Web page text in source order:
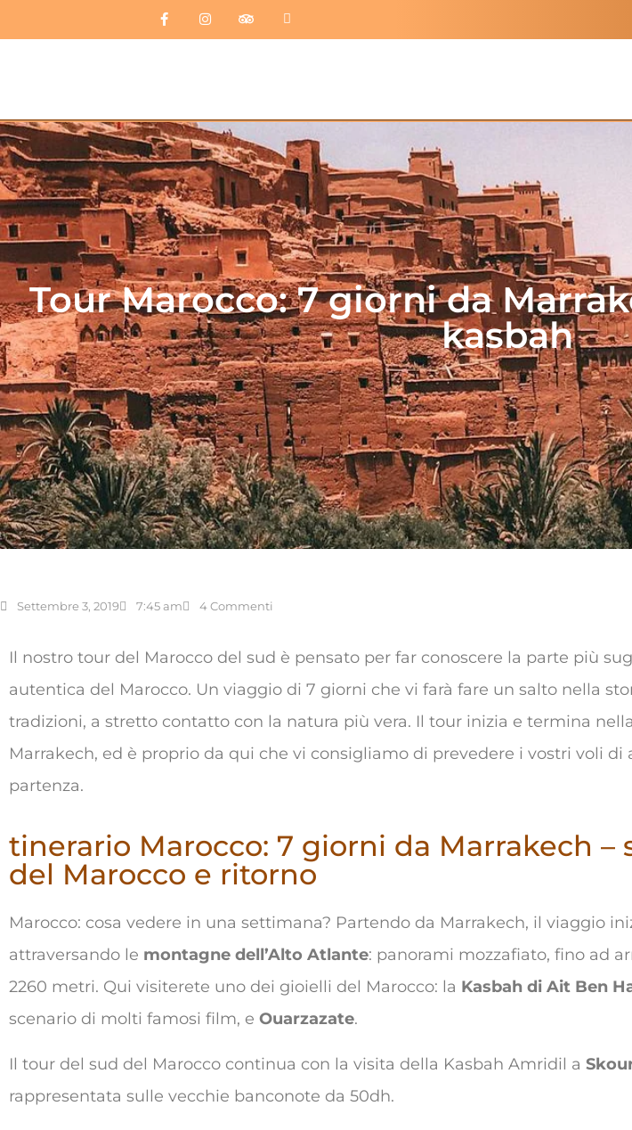
Tour Marocco: 7 giorni da
kasbah
Settembre 3, 2019 7:45 am 4 Commenti
Il nostro tour del Marocco del sud è pensato per far conoscere la parte più
autentica del Marocco. Un viaggio di 7 giorni che vi farà fare un salto nella
tradizioni, a stretto contatto con la natura più vera. Il tour inizia e termina
Marrakech, ed è proprio da qui che vi consigliamo di prevedere i vostri voli di
partenza.
tinerario Marocco: 7 giorni da Marrakech –
del Marocco e ritorno
Marocco: cosa vedere in una settimana? Partendo da Marrakech, il viaggio
attraversando le montagne dell’Alto Atlante: panorami mozzafiato, fino ad
2260 metri. Qui visiterete uno dei gioielli del Marocco: la Kasbah di Ait Ben
scenario di molti famosi film, e Ouarzazate.
Il tour del sud del Marocco continua con la visita della Kasbah Amridil a
rappresentata sulle vecchie banconote da 50dh.